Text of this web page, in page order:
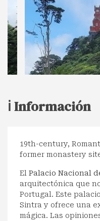
ℹ️ Información
19th-century,
former monastery
El Palacio Nacional
arquitectónica que
Portugal. Este
Sintra y ofrece una
mágica. Las